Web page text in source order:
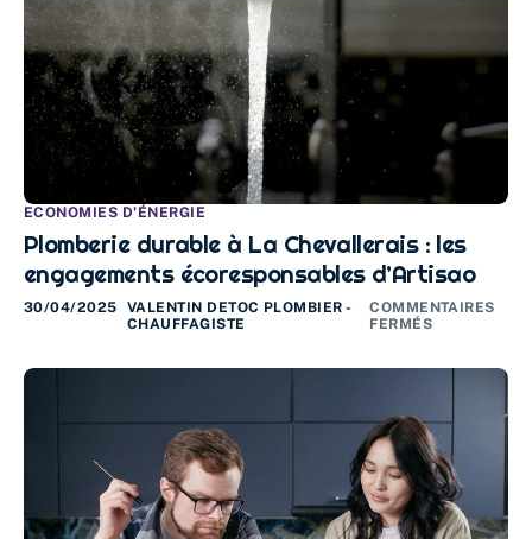
ECONOMIES D'ÉNERGIE
Plomberie durable à La Chevallerais : les
engagements écoresponsables d’Artisao
30/04/2025
VALENTIN DETOC PLOMBIER -
CHAUFFAGISTE
COMMENTAIRES
FERMÉS